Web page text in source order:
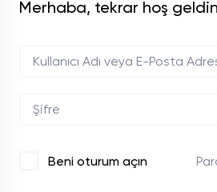
Merhaba, tekrar hoş
Beni oturum açın